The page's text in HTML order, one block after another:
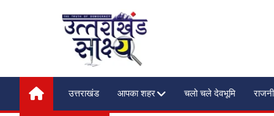
Uttarakhand Shakshya
My News Portal
उत्तराखंड
आपका शहर चलो चले देवभूमि